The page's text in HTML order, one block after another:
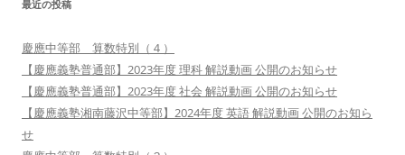
最近の投稿
慶應中等部 算数特別（４）
【慶應義塾普通部】2023年度 理科 解説動画 公開のお知らせ
【慶應義塾普通部】2023年度 社会 解説動画 公開のお知らせ
【慶應義塾湘南藤沢中等部】2024年度 英語 解説動画 公開のお知ら
せ